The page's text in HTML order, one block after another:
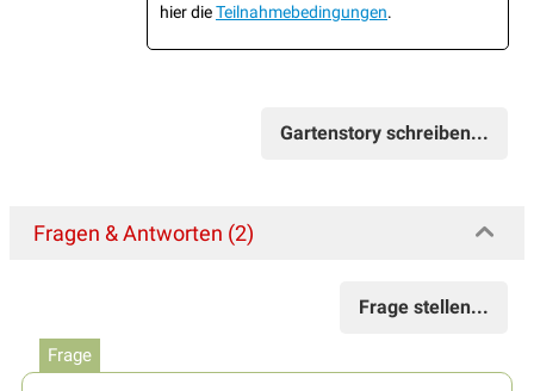
hier dieTeilnahmebedingungen.
Gartenstory schreiben...
Fragen & Antworten (2)
Frage stellen...
Frage